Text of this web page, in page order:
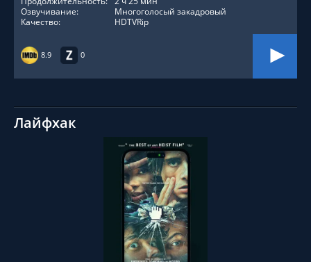
8.9 0
Озвучивание:
Многоголосый закадровый
Качество:
HDTVRip
Лайфхак
СМОТРЕТЬ ОНЛАЙН